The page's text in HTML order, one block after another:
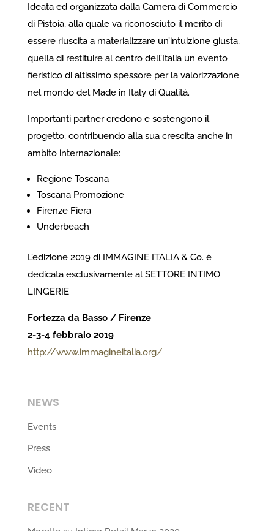
Ideata ed organizzata dalla Camera di Commercio
di Pistoia, alla quale va riconosciuto il merito di
essere riuscita a materializzare un’intuizione giusta,
quella di restituire al centro dell’Italia un evento
fieristico di altissimo spessore per la valorizzazione
nel mondo del Made in Italy di Qualità.
Importanti partner credono e sostengono il
progetto, contribuendo alla sua crescita anche in
ambito internazionale:
Regione Toscana
Toscana Promozione
Firenze Fiera
Underbeach
L’edizione 2019 di IMMAGINE ITALIA & Co. è
dedicata esclusivamente al SETTORE INTIMO
LINGERIE
Fortezza da Basso / Firenze
2-3-4 febbraio 2019
http://www.immagineitalia.org/
NEWS
Events
Press
Video
RECENT